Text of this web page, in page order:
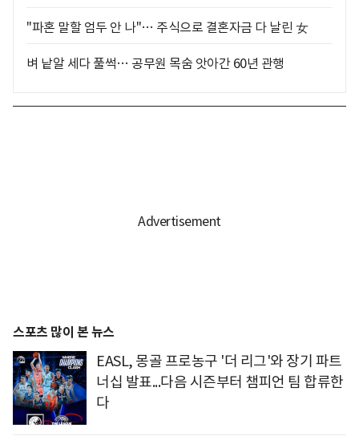
"파혼 말할 엄두 안 나"… 주식으로 결혼자금 다 날린 女
벼 낱알 세다 풀썩… 공무원 목숨 앗아간 60년 관행
스포츠 많이 본 뉴스
EASL, 몽골 프로농구 '더 리그'와 장기 파트
너십 발표...다음 시즌부터 챔피언 팀 합류한
다